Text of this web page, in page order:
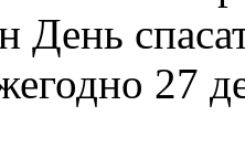
День
27